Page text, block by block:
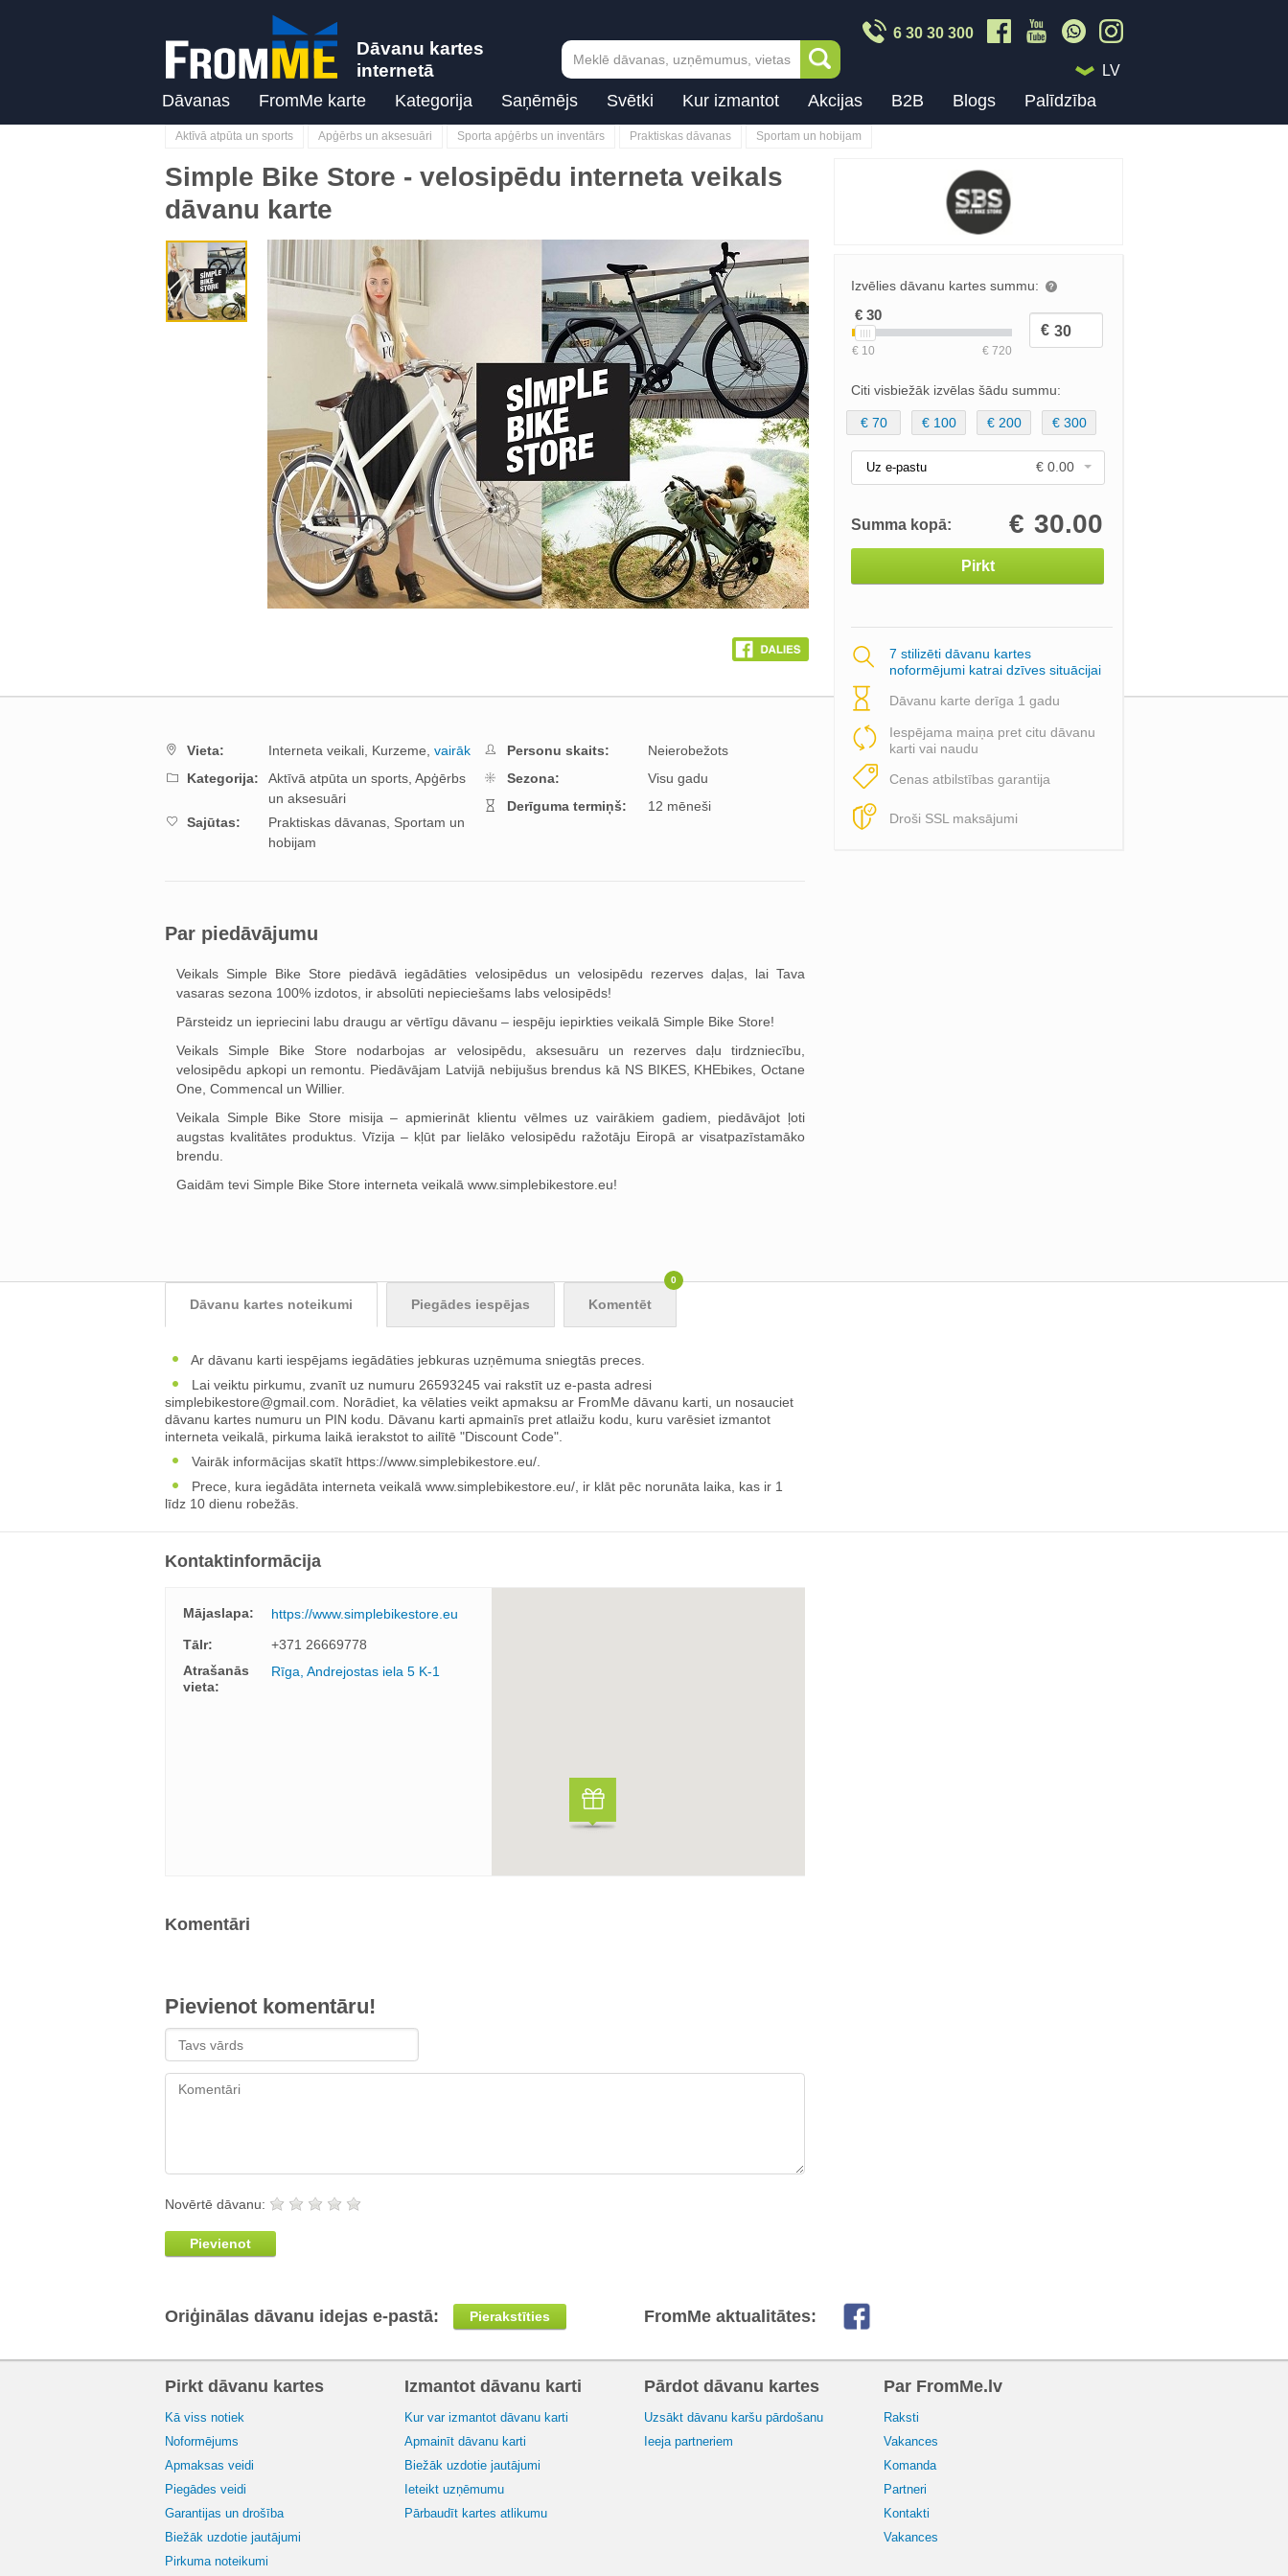
Dāvanu kartes
internetā
6 30 30 300
LV
Dāvanas FromMe karte Kategorija Saņēmējs Svētki Kur izmantot Akcijas B2B Blogs Palīdzība
Aktīvā atpūta un sports Apģērbs un aksesuāri Sporta apģērbs un inventārs Praktiskas dāvanas Sportam un hobijam
Simple Bike Store - velosipēdu interneta veikals
dāvanu karte
Izvēlies dāvanu kartes summu:
Citi visbiežāk izvēlas šādu summu:
€ 70 € 100 € 200 € 300
Uz e-pastu € 0.00
Summa kopā: 30.00
€
Pirkt
7 stilizēti dāvanu kartes
noformējumi katrai dzīves situācijai
Dāvanu karte derīga 1 gadu
Iespējama maiņa pret citu dāvanu
karti vai naudu
Cenas atbilstības garantija
Droši SSL maksājumi
Vieta: Interneta veikali, Kurzeme, vairāk
Kategorija:
Aktīvā atpūta un sports, Apģērbs
un aksesuāri
Sajūtas:
Praktiskas dāvanas, Sportam un
hobijam
Personu skaits:
Neierobežots
Sezona:
Visu gadu
Derīguma termiņš:
12 mēneši
Par piedāvājumu
Veikals Simple Bike Store piedāvā iegādāties velosipēdus un velosipēdu rezerves daļas, lai Tava
vasaras sezona 100% izdotos, ir absolūti nepieciešams labs velosipēds!
Pārsteidz un iepriecini labu draugu ar vērtīgu dāvanu – iespēju iepirkties veikalā Simple Bike Store!
Veikals Simple Bike Store nodarbojas ar velosipēdu, aksesuāru un rezerves daļu tirdzniecību,
velosipēdu apkopi un remontu. Piedāvājam Latvijā nebijušus brendus kā NS BIKES, KHEbikes, Octane
One, Commencal un Willier.
Veikala Simple Bike Store misija – apmierināt klientu vēlmes uz vairākiem gadiem, piedāvājot ļoti
augstas kvalitātes produktus. Vīzija – kļūt par lielāko velosipēdu ražotāju Eiropā ar visatpazīstamāko
brendu.
Gaidām tevi Simple Bike Store interneta veikalā www.simplebikestore.eu!
Dāvanu kartes noteikumi Piegādes iespējas Komentēt
0
Ar dāvanu karti iespējams iegādāties jebkuras uzņēmuma sniegtās preces.
Lai veiktu pirkumu, zvanīt uz numuru 26593245 vai rakstīt uz e-pasta adresi
simplebikestore@gmail.com . Norādiet, ka vēlaties veikt apmaksu ar FromMe dāvanu karti, un nosauciet
dāvanu kartes numuru un PIN kodu. Dāvanu karti apmainīs pret atlaižu kodu, kuru varēsiet izmantot
interneta veikalā, pirkuma laikā ierakstot to ailītē "Discount Code".
Vairāk informācijas skatīt https://www.simplebikestore.eu/.
Prece, kura iegādāta interneta veikalā www.simplebikestore.eu/, ir klāt pēc norunāta laika, kas ir 1
līdz 10 dienu robežās.
Kontaktinformācija
Mājaslapa:
https://www.simplebikestore.eu
Tālr:
+371 26669778
Atrašanās
vieta:
Rīga, Andrejostas iela 5 K-1
Komentāri
Pievienot komentāru!
Novērtē dāvanu:
Pievienot
FromMe aktualitātes:
Oriģinālas dāvanu idejas e-pastā: Pierakstīties
Pirkt dāvanu kartes
Kā viss notiek
Noformējums
Apmaksas veidi
Piegādes veidi
Garantijas un drošība
Biežāk uzdotie jautājumi
Pirkuma noteikumi
Izmantot dāvanu karti
Kur var izmantot dāvanu karti
Apmainīt dāvanu karti
Biežāk uzdotie jautājumi
Ieteikt uzņēmumu
Pārbaudīt kartes atlikumu
Pārdot dāvanu kartes
Uzsākt dāvanu karšu pārdošanu
Ieeja partneriem
Par FromMe.lv
Raksti
Vakances
Komanda
Partneri
Kontakti
Vakances